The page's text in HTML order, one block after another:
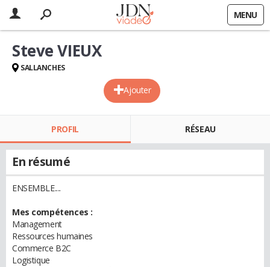
MENU
Ajouter
Steve VIEUX
SALLANCHES
PROFIL RÉSEAU
En résumé
ENSEMBLE....
Mes compétences :
Management
Ressources humaines
Commerce B2C
Logistique